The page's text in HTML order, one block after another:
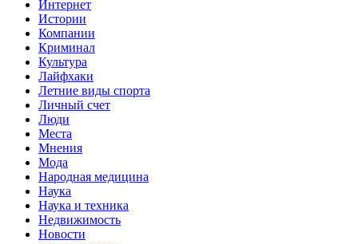
Интернет
Истории
Компании
Криминал
Культура
Лайфхаки
Летние виды спорта
Личный счет
Люди
Места
Мнения
Мода
Народная медицина
Наука
Наука и техника
Недвижимость
Новости